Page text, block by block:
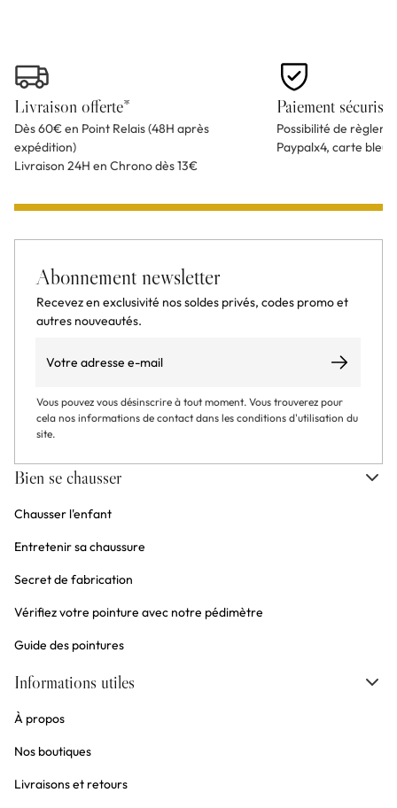
Livraison offerte*
Dès 60€ en Point Relais (48H après
expédition)
Livraison 24H en Chrono dès 13€
Paiement sécurisé
Possibilité de
Paypalx4, carte
Abonnement newsletter
Recevez en exclusivité nos soldes privés, codes promo et
autres nouveautés.
S’abonner
Vous pouvez vous désinscrire à tout moment. Vous trouverez pour
cela nos informations de contact dans les conditions d'utilisation du
site.
Bien se chausser
Chausser l'enfant
Entretenir sa chaussure
Secret de fabrication
Vérifiez votre pointure avec notre pédimètre
Guide des pointures
Informations utiles
À propos
Nos boutiques
Livraisons et retours